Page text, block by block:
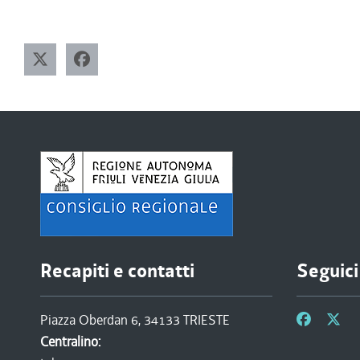
Recapiti e contatti
Piazza Oberdan 6, 34133 TRIESTE
Centralino: